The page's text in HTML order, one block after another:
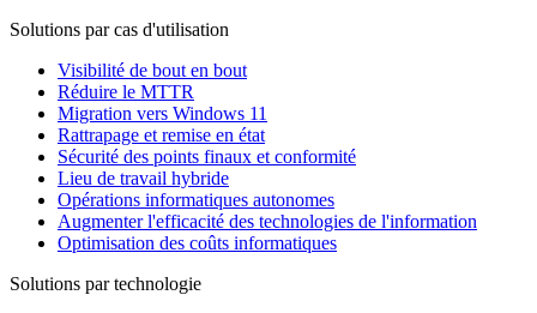
Solutions par cas d'utilisation
Visibilité de bout en bout
Réduire le MTTR
Migration vers Windows 11
Rattrapage et remise en état
Sécurité des points finaux et conformité
Lieu de travail hybride
Opérations informatiques autonomes
Augmenter l'efficacité des technologies de l'information
Optimisation des coûts informatiques
Solutions par technologie